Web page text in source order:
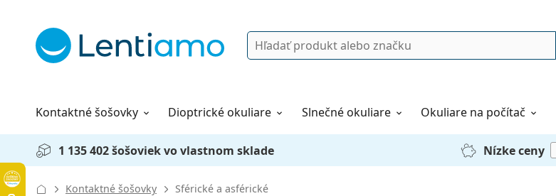
Vyhľadávanie
Kontaktné šošovky
Roztoky Dioptrické okuliare Slnečné okuliare Okuliare na počítač
Všetko o nákupe
1 135 402 šošoviek vo vlastnom sklade Nízke ceny
Kontaktné šošovky Sférické a asférické